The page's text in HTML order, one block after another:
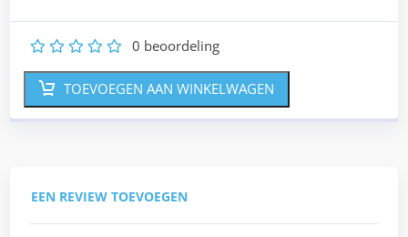
5
4
3
2 0 beoordeling
TOEVOEGEN AAN WINKELWAGEN
EEN REVIEW TOEVOEGEN